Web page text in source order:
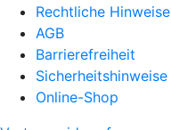
Rechtliche Hinweise
AGB
Barrierefreiheit
Sicherheitshinweise
Online-Shop